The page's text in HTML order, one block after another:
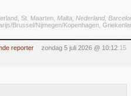
St. Maarten, Malta, Nederland,
Brussel/Nijmegen/Kopenhagen,
reporter zondag 5 juli 2026 @ 10:12:15